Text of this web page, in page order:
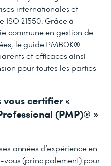
internationales et
ISO 21550. Grâce à
commune en gestion de
le guide PMBOK®
et efficaces ainsi
pour toutes les parties
certifier «
(PMP)® »
années d’expérience en
vous (principalement) pour